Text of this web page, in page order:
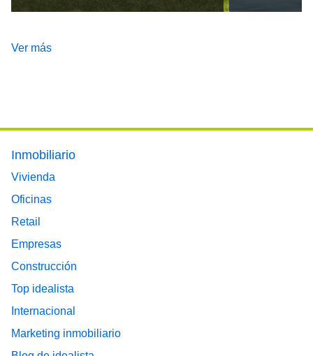
Ver más
Footer main menu
Inmobiliario
Vivienda
Oficinas
Retail
Empresas
Construcción
Top idealista
Internacional
Marketing inmobiliario